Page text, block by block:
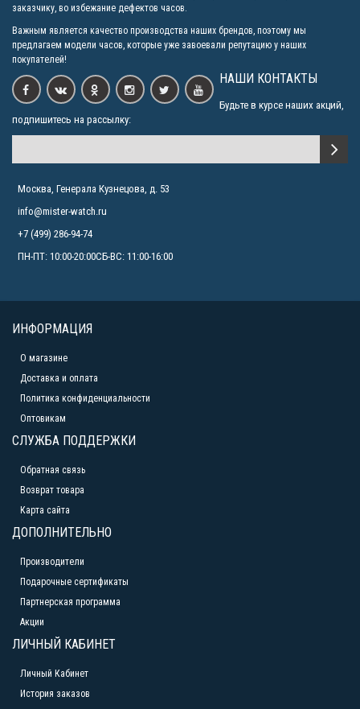
заказчику, во избежание дефектов часов.
Важным является качество производства наших брендов, поэтому мы
предлагаем модели часов, которые уже завоевали репутацию у наших
покупателей!
НАШИ КОНТАКТЫ
Будьте в курсе наших акций,
подпишитесь на рассылку:
Москва, Генерала Кузнецова, д. 53
info@mister-watch.ru
+7 (499) 286-94-74
ПН-ПТ: 10:00-20:00СБ-ВС: 11:00-16:00
ИНФОРМАЦИЯ
О магазине
Доставка и оплата
Политика конфиденциальности
Оптовикам
СЛУЖБА ПОДДЕРЖКИ
Обратная связь
Возврат товара
Карта сайта
ДОПОЛНИТЕЛЬНО
Производители
Подарочные сертификаты
Партнерская программа
Акции
ЛИЧНЫЙ КАБИНЕТ
Личный Кабинет
История заказов